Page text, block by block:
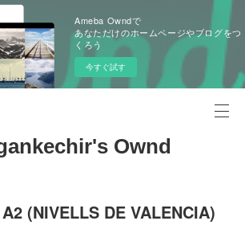
Ameba Owndで
あなただけのホームページやブログをつ
くろう
今すぐ試す
Ownd
(NIVELLS DE VALENCIA)